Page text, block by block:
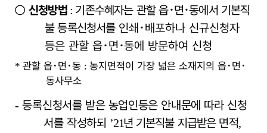
○ 신청방법 : 기존수혜자는 관할 읍･면･동에서 기본직
불 등록신청서를 인쇄 ･배포하나 신규신청자
등은 관할 읍･면 ･동에 방문하여 신청
* 관할 읍･ 면 ･동 : 농지면적이 가장 넓은 소재지의 읍･ 면 ･
동사무소
- 등록신청서를 받은 농업인등은 안내문에 따라 신청
서를 작성하되 ’21년 기본직불 지급받은 면적,